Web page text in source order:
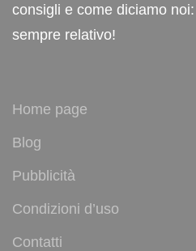
consigli e come diciamo
sempre relativo!
Home page
Blog
Pubblicità
Condizioni d’uso
Contatti